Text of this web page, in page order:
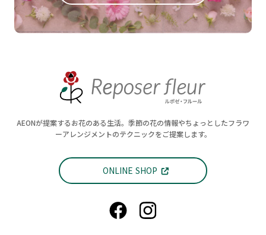
AEONが提案するお花のある生活。季節の花の情報やちょっとしたフラワ
ーアレンジメントのテクニックをご提案します。
ONLINE SHOP